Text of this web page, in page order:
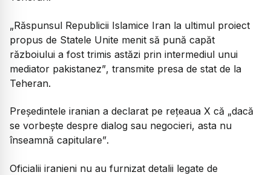
„Răspunsul Republicii Islamice Iran la ultimul proiect
propus de Statele Unite menit să pună capăt
războiului a fost trimis astăzi prin intermediul unui
mediator pakistanez”, transmite presa de stat de la
Teheran.
Președintele iranian a declarat pe rețeaua X că „dacă
se vorbește despre dialog sau negocieri, asta nu
înseamnă capitulare”.
Oficialii iranieni nu au furnizat detalii legate de